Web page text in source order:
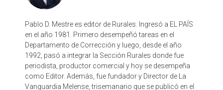
Pablo D. Mestre es editor de Rurales. Ingresó a EL PAÍS
en el año 1981. Primero desempeñó tareas en el
Departamento de Corrección y luego, desde el año
1992, pasó a integrar la Sección Rurales donde fue
periodista, productor comercial y hoy se desempeña
como Editor. Además, fue fundador y Director de La
Vanguardia Melense, trisemanario que se publicó en el